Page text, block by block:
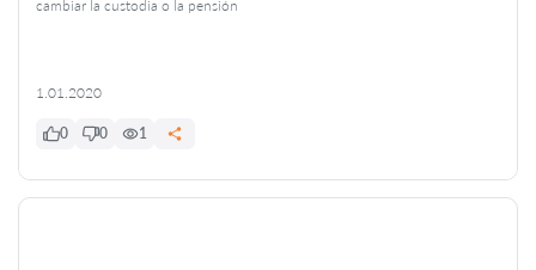
cambiar la custodia o la pensión
1.01.2020
0 0 1